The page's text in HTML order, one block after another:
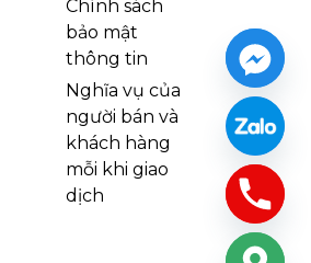
QT521442 thi công tại nhà
khách
Chính sách
bảo mật
thông tin
Nghĩa vụ của
người bán và
khách hàng
mỗi khi giao
dịch